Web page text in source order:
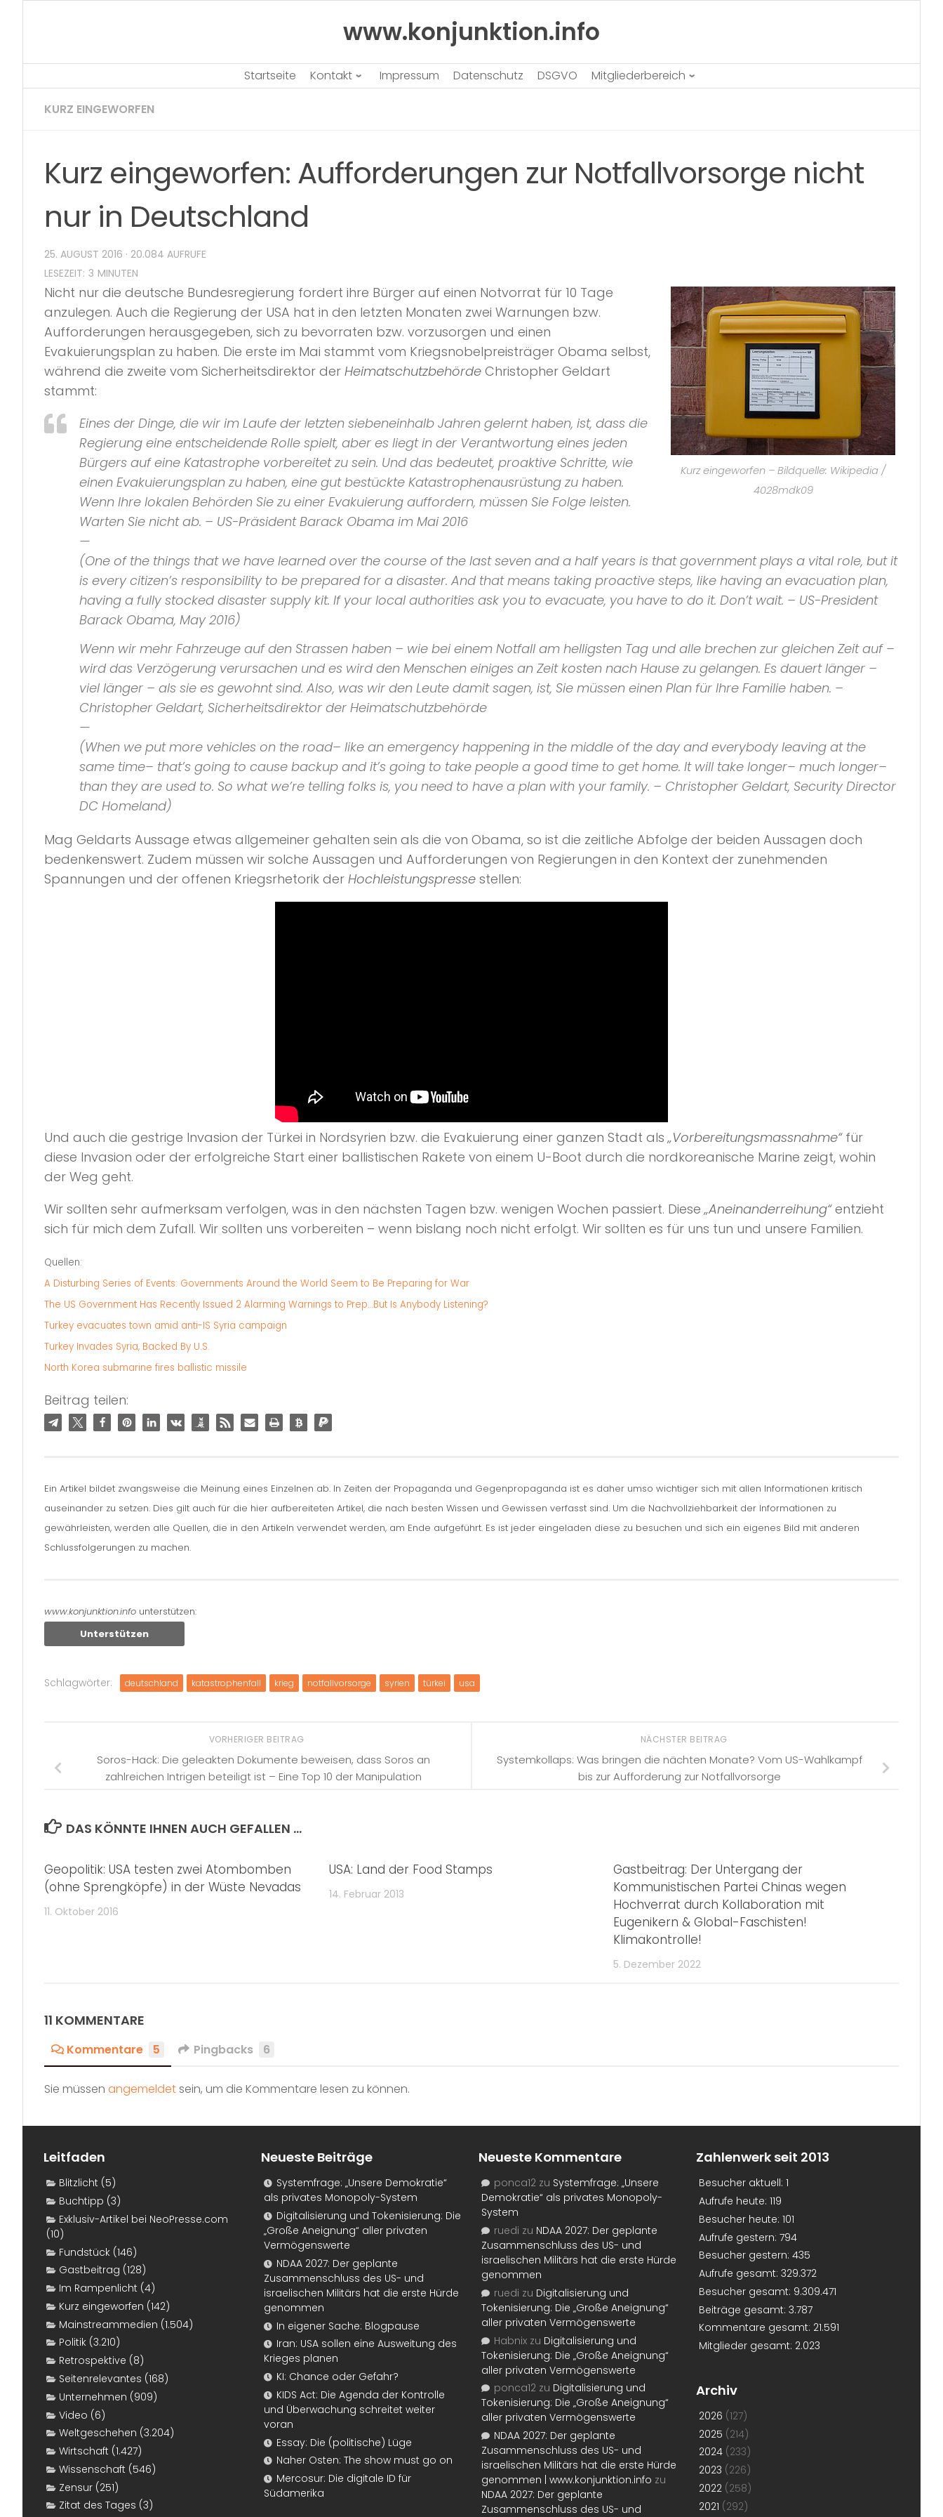
www.konjunktion.info
Startseite Kontakt Impressum Datenschutz DSGVO Mitgliederbereich
KURZ EINGEWORFEN
Kurz eingeworfen: Aufforderungen zur Notfallvorsorge nicht
nur in Deutschland
25. AUGUST 2016 · 20.084 AUFRUFE
Kurz eingeworfen – Bildquelle: Wikipedia /
4028mdk09
Nicht nur die deutsche Bundesregierung fordert ihre Bürger auf einen Notvorrat für 10 Tage
anzulegen. Auch die Regierung der USA hat in den letzten Monaten zwei Warnungen bzw.
Aufforderungen herausgegeben, sich zu bevorraten bzw. vorzusorgen und einen
Evakuierungsplan zu haben. Die erste im Mai stammt vom Kriegsnobelpreisträger Obama selbst,
während die zweite vom Sicherheitsdirektor der Heimatschutzbehörde Christopher Geldart
stammt:
Eines der Dinge, die wir im Laufe der letzten siebeneinhalb Jahren gelernt haben, ist, dass die
Regierung eine entscheidende Rolle spielt, aber es liegt in der Verantwortung eines jeden
Bürgers auf eine Katastrophe vorbereitet zu sein. Und das bedeutet, proaktive Schritte, wie
einen Evakuierungsplan zu haben, eine gut bestückte Katastrophenausrüstung zu haben.
Wenn Ihre lokalen Behörden Sie zu einer Evakuierung auffordern, müssen Sie Folge leisten.
Warten Sie nicht ab. – US-Präsident Barack Obama im Mai 2016
—
(One of the things that we have learned over the course of the last seven and a half years is that government plays a vital role, but it
is every citizen’s responsibility to be prepared for a disaster. And that means taking proactive steps, like having an evacuation plan,
having a fully stocked disaster supply kit. If your local authorities ask you to evacuate, you have to do it. Don’t wait. – US-President
Barack Obama, May 2016)
Wenn wir mehr Fahrzeuge auf den Strassen haben – wie bei einem Notfall am helligsten Tag und alle brechen zur gleichen Zeit auf –
wird das Verzögerung verursachen und es wird den Menschen einiges an Zeit kosten nach Hause zu gelangen. Es dauert länger –
viel länger – als sie es gewohnt sind. Also, was wir den Leute damit sagen, ist, Sie müssen einen Plan für Ihre Familie haben. –
Christopher Geldart, Sicherheitsdirektor der Heimatschutzbehörde
—
(When we put more vehicles on the road– like an emergency happening in the middle of the day and everybody leaving at the
same time– that’s going to cause backup and it’s going to take people a good time to get home. It will take longer– much longer–
than they are used to. So what we’re telling folks is, you need to have a plan with your family. – Christopher Geldart, Security Director
DC Homeland)
Mag Geldarts Aussage etwas allgemeiner gehalten sein als die von Obama, so ist die zeitliche Abfolge der beiden Aussagen doch
bedenkenswert. Zudem müssen wir solche Aussagen und Aufforderungen von Regierungen in den Kontext der zunehmenden
Spannungen und der offenen Kriegsrhetorik der Hochleistungspresse stellen:
Und auch die gestrige Invasion der Türkei in Nordsyrien bzw. die Evakuierung einer ganzen Stadt als „Vorbereitungsmassnahme“für
diese Invasion oder der erfolgreiche Start einer ballistischen Rakete von einem U-Boot durch die nordkoreanische Marine zeigt, wohin
der Weg geht.
Wir sollten sehr aufmerksam verfolgen, was in den nächsten Tagen bzw. wenigen Wochen passiert. Diese„Aneinanderreihung“entzieht
sich für mich dem Zufall. Wir sollten uns vorbereiten – wenn bislang noch nicht erfolgt. Wir sollten es für uns tun und unsere Familien.
Quellen:
A Disturbing Series of Events: Governments Around the World Seem to Be Preparing for War
The US Government Has Recently Issued 2 Alarming Warnings to Prep…But Is Anybody Listening?
Turkey evacuates town amid anti-IS Syria campaign
Turkey Invades Syria, Backed By U.S.
North Korea submarine fires ballistic missile
Beitrag teilen:
Ein Artikel bildet zwangsweise die Meinung eines Einzelnen ab. In Zeiten der Propaganda und Gegenpropaganda ist es daher umso wichtiger sich mit allen Informationen kritisch
auseinander zu setzen. Dies gilt auch für die hier aufbereiteten Artikel, die nach besten Wissen und Gewissen verfasst sind. Um die Nachvollziehbarkeit der Informationen zu
gewährleisten, werden alle Quellen, die in den Artikeln verwendet werden, am Ende aufgeführt. Es ist jeder eingeladen diese zu besuchen und sich ein eigenes Bild mit anderen
Schlussfolgerungen zu machen.
www.konjunktion.info unterstützen:
Unterstützen
Schlagwörter: deutschland katastrophenfall krieg notfallvorsorge syrien türkei usa
NÄCHSTER BEITRAG
Systemkollaps: Was bringen die nächten Monate? Vom US-Wahlkampf
bis zur Aufforderung zur Notfallvorsorge
VORHERIGER BEITRAG
Soros-Hack: Die geleakten Dokumente beweisen, dass Soros an
zahlreichen Intrigen beteiligt ist – Eine Top 10 der Manipulation
DAS KÖNNTE IHNEN AUCH GEFALLEN …
Geopolitik: USA testen zwei Atombomben
(ohne Sprengköpfe) in der Wüste Nevadas
11. Oktober 2016
USA: Land der Food Stamps
14. Februar 2013
Gastbeitrag: Der Untergang der
Kommunistischen Partei Chinas wegen
Hochverrat durch Kollaboration mit
Eugenikern & Global-Faschisten!
Klimakontrolle!
5. Dezember 2022
11 KOMMENTARE
Kommentare 5 Pingbacks 6
Sie müssen angemeldetsein, um die Kommentare lesen zu können.
Leitfaden
Blitzlicht (5)
Buchtipp (3)
Exklusiv-Artikel bei NeoPresse.com
(10)
Fundstück (146)
Gastbeitrag (128)
Im Rampenlicht (4)
Kurz eingeworfen (142)
Mainstreammedien (1.504)
Politik (3.210)
Retrospektive (8)
Seitenrelevantes (168)
Unternehmen (909)
Video (6)
Weltgeschehen (3.204)
Wirtschaft (1.427)
Wissenschaft (546)
Zensur (251)
Zitat des Tages (3)
Neueste Beiträge
Systemfrage: „Unsere Demokratie“
als privates Monopoly-System
Digitalisierung und Tokenisierung: Die
„Große Aneignung“ aller privaten
Vermögenswerte
NDAA 2027: Der geplante
Zusammenschluss des US- und
israelischen Militärs hat die erste Hürde
genommen
In eigener Sache: Blogpause
Iran: USA sollen eine Ausweitung des
Krieges planen
KI: Chance oder Gefahr?
KIDS Act: Die Agenda der Kontrolle
und Überwachung schreitet weiter
voran
Essay: Die (politische) Lüge
Naher Osten: The show must go on
Mercosur: Die digitale ID für
Südamerika
Neueste Kommentare
ponca12 zu Systemfrage: „Unsere
Demokratie“ als privates Monopoly-
System
ruedi zu NDAA 2027: Der geplante
Zusammenschluss des US- und
israelischen Militärs hat die erste Hürde
genommen
ruedi zu Digitalisierung und
Tokenisierung: Die „Große Aneignung“
aller privaten Vermögenswerte
Habnix zu Digitalisierung und
Tokenisierung: Die „Große Aneignung“
aller privaten Vermögenswerte
ponca12 zu Digitalisierung und
Tokenisierung: Die „Große Aneignung“
aller privaten Vermögenswerte
NDAA 2027: Der geplante
Zusammenschluss des US- und
israelischen Militärs hat die erste Hürde
genommen | www.konjunktion.info zu
NDAA 2027: Der geplante
Zusammenschluss des US- und
Zahlenwerk seit 2013
Besucher aktuell: 1
Aufrufe heute: 119
Besucher heute: 101
Aufrufe gestern: 794
Besucher gestern: 435
Aufrufe gesamt: 329.372
Besucher gesamt: 9.309.471
Beiträge gesamt: 3.787
Kommentare gesamt: 21.591
Mitglieder gesamt: 2.023
Archiv
2026 (127)
2025 (214)
2024 (233)
2023 (226)
2022 (258)
2021 (292)